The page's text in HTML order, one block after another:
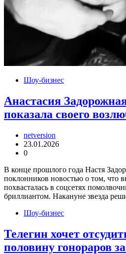
Шоу-бизнес
Анастасия
показала своего
netversion
23.01.2026
0
В конце прошлого года Настя
поклонников новостью о том, что
похвасталась в соцсетях
бриллиантом. Накануне звезда
Шоу-бизнес
Телегин хочет
половину гонораров